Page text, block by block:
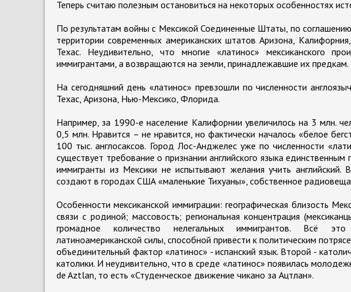
Теперь считаю полезным остановиться на некоторых особенностях
По результатам войны с Мексикой Соединенные Штаты, по
территории современных американских штатов Аризона,
Техас. Неудивительно, что многие «латинос» мексиканского
иммигрантами, а возвращаются на земли, принадлежавшие их предкам.
На сегодняшний день «латинос» превзошли по численности
Техас, Аризона, Нью-Мексико, Флорида.
Например, за 1990-е население Калифорнии увеличилось на 3 млн.
0,5 млн. Нравится – не нравится, но фактически началось «белое
100 тыс. англосаксов. Город Лос-Анджелес уже по численности
существует требование о признании английского языка
иммигранты из Мексики не испытывают желания учить английский.
создают в городах США «маленькие Тихуаны», собственное
Особенности мексиканской иммиграции: географическая близость
связи с родиной; массовость; региональная концентрация
громадное количество нелегальных иммигрантов. Всё
латиноамериканской силы, способной привести к политическим
объединительный фактор «латинос» - испанский язык. Второй -
католики. И неудивительно, что в среде «латинос» появилась
de Aztlan, то есть «Студенческое движение чикано за Ацтлан».